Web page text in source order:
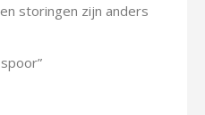
storingen zijn anders